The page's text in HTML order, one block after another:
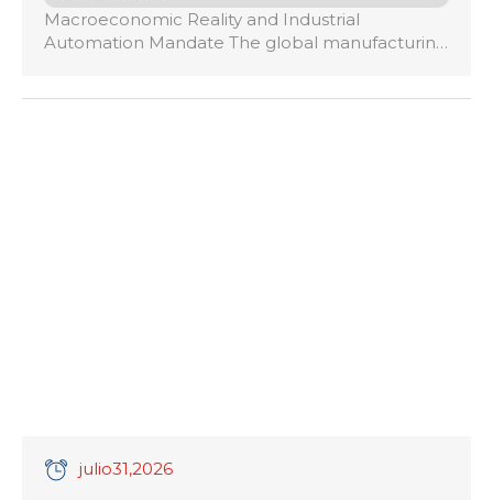
Macroeconomic Reality and Industrial
Automation Mandate The global manufacturing
julio31,2026